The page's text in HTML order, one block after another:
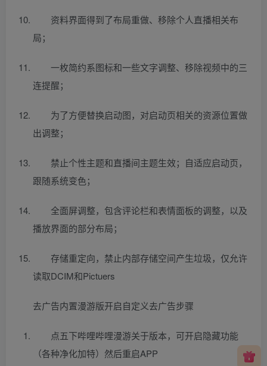
资料界面得到了布局重做、移除个人直播相关布
局；
一枚简约系图标和一些文字调整、移除视频中的三
连提醒；
为了方便替换启动图，对启动页相关的资源位置做
出调整；
禁止个性主题和直播间主题生效；自适应启动页，
跟随系统变色；
全面屏调整，包含评论栏和表情面板的调整，以及
播放界面的部分布局；
存储重定向，禁止内部存储空间产生垃圾，仅允许
读取DCIM和Pictuers
去广告内置漫游版开启自定义去广告步骤
点五下哔哩哔哩漫游关于版本，可开启隐藏功能
（各种净化加特）然后重启APP